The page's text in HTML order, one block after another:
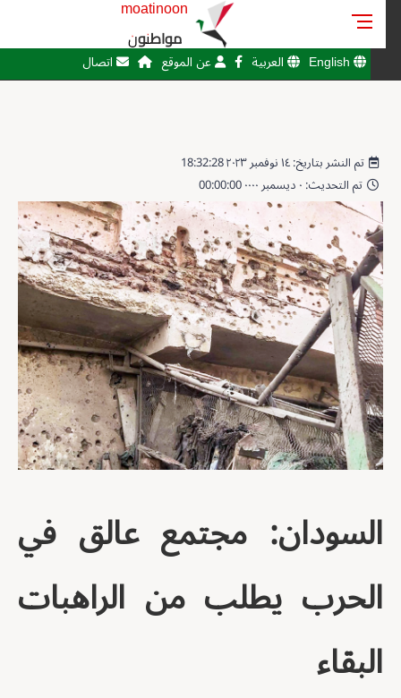
moatinoon
مواطنون
English العربية عن الموقع اتصال
تم النشر بتاريخ: ١٤ نوفمبر ٢٠٢٣ 18:32:28
تم التحديث: ٠ ديسمبر ٠٠٠٠ 00:00:00
السودان: مجتمع عالق في
الحرب يطلب من الراهبات
البقاء